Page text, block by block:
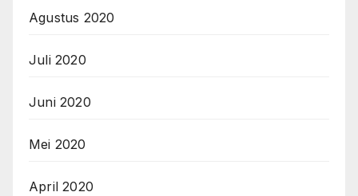
Agustus 2020
Juli 2020
Juni 2020
Mei 2020
April 2020